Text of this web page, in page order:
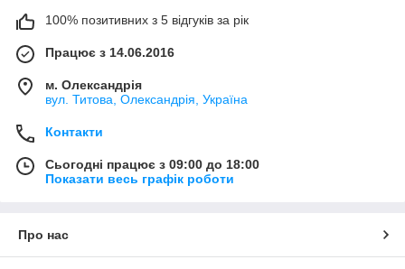
100% позитивних з 5 відгуків за рік
Працює з 14.06.2016
м. Олександрія
вул. Титова, Олександрія, Україна
Контакти
Сьогодні працює з 09:00 до 18:00
Показати весь графік роботи
Про нас